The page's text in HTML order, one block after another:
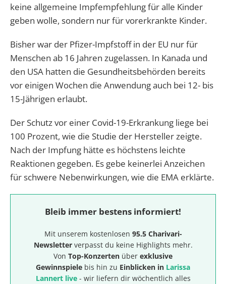
keine allgemeine Impfempfehlung für alle Kinder
geben wolle, sondern nur für vorerkrankte Kinder.
Bisher war der Pfizer-Impfstoff in der EU nur für
Menschen ab 16 Jahren zugelassen. In Kanada und
den USA hatten die Gesundheitsbehörden bereits
vor einigen Wochen die Anwendung auch bei 12- bis
15-Jährigen erlaubt.
Der Schutz vor einer Covid-19-Erkrankung liege bei
100 Prozent, wie die Studie der Hersteller zeigte.
Nach der Impfung hätte es höchstens leichte
Reaktionen gegeben. Es gebe keinerlei Anzeichen
für schwere Nebenwirkungen, wie die EMA erklärte.
Bleib immer bestens informiert!
Mit unserem kostenlosen 95.5 Charivari-
Newsletterverpasst du keine Highlights mehr.
Von Top-Konzerten über exklusive
Gewinnspiele bis hin zu Einblicken in Larissa
Lannert live- wir liefern dir wöchentlich alles